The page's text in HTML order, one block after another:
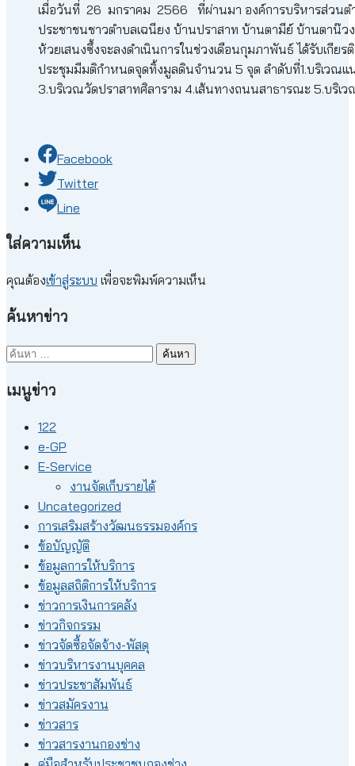
เมื่อวันที่ 26 มกราคม 2566 ที่ผ่านมา องค์การบริหารส่วนตำ
ประชาชนชาวตำบลเฉนียง บ้านปราสาท บ้านตามีย์ บ้านตาน๊ว
ห้วยเสนงซึ้งจะลงดำเนินการในช่วงเดือนกุมภาพันธ์ ได้รับเกี
ประชุมมีมติกำหนดจุดทิ้งมูลดินจำนวน 5 จุด ลำดับที่1.บริเวณแ
3.บริเวณวัดปราสาทศิลาราม 4.เส้นทางถนนสาธารณะ 5.บริ
Facebook
Twitter
Line
ใส่ความเห็น
คุณต้องเข้าสู่ระบบ เพื่อจะพิมพ์ความเห็น
ค้นหาข่าว
ค้นหา
เมนูข่าว
122
e-GP
E-Service
งานจัดเก็บรายได้
Uncategorized
การเสริมสร้างวัฒนธรรมองค์กร
ข้อบัญญัติ
ข้อมูลการให้บริการ
ข้อมูลสถิติการให้บริการ
ข่าวการเงินการคลัง
ข่าวกิจกรรม
ข่าวจัดซื้อจัดจ้าง-พัสดุ
ข่าวบริหารงานบุคคล
ข่าวประชาสัมพันธ์
ข่าวสมัครงาน
ข่าวสาร
ข่าวสารงานกองช่าง